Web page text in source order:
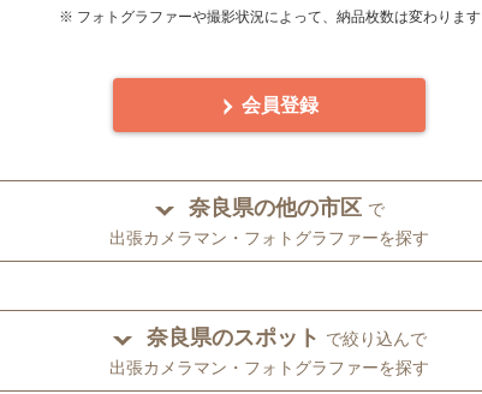
※ フォトグラファーや撮影状況によって、納品枚数は変わります
会員登録
奈良県の他の市区 で
出張カメラマン・フォトグラファーを探す
奈良県のスポット で絞り込んで
出張カメラマン・フォトグラファーを探す